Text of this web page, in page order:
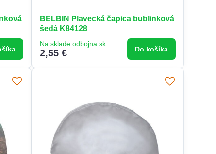
BELBIN Plavecká čapica bublinková
šedá K84128
Na sklade odbojna.sk
2,55 € Do košíka